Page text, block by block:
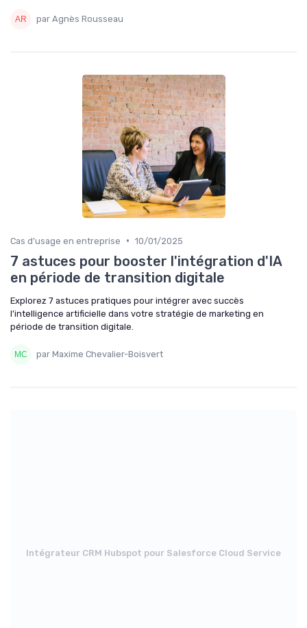
par Agnès Rousseau
Cas d'usage en entreprise • 10/01/2025
7 astuces pour booster l'intégration d'IA
en période de transition digitale
Explorez 7 astuces pratiques pour intégrer avec succès
l'intelligence artificielle dans votre stratégie de marketing en
période de transition digitale.
par Maxime Chevalier-Boisvert
Intégrateur CRM Hubspot pour Salesforce Cloud Service